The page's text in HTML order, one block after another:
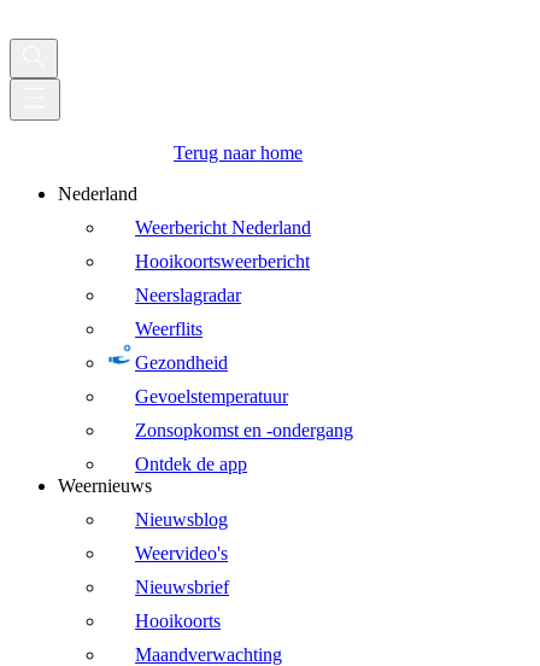
Terug naar home
Nederland
Weerbericht Nederland
Hooikoortsweerbericht
Neerslagradar
Weerflits
Gezondheid
Gevoelstemperatuur
Zonsopkomst en -ondergang
Ontdek de app
Weernieuws
Nieuwsblog
Weervideo's
Nieuwsbrief
Hooikoorts
Maandverwachting